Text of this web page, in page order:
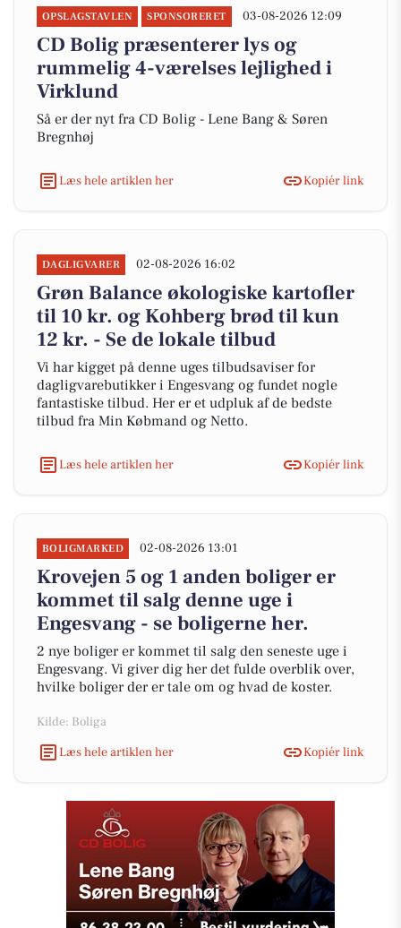
OPSLAGSTAVLEN SPONSORERET 03-08-2026 12:09
CD Bolig præsenterer lys og
rummelig 4-værelses lejlighed i
Virklund
Så er der nyt fra CD Bolig - Lene Bang & Søren
Bregnhøj
Læs hele artiklen her Kopiér link
DAGLIGVARER 02-08-2026 16:02
Grøn Balance økologiske kartofler
til 10 kr. og Kohberg brød til kun
12 kr. - Se de lokale tilbud
Vi har kigget på denne uges tilbudsaviser for
dagligvarebutikker i Engesvang og fundet nogle
fantastiske tilbud. Her er et udpluk af de bedste
tilbud fra Min Købmand og Netto.
Læs hele artiklen her Kopiér link
BOLIGMARKED 02-08-2026 13:01
Krovejen 5 og 1 anden boliger er
kommet til salg denne uge i
Engesvang - se boligerne her.
2 nye boliger er kommet til salg den seneste uge i
Engesvang. Vi giver dig her det fulde overblik over,
hvilke boliger der er tale om og hvad de koster.
Kilde: Boliga
Læs hele artiklen her
Kopiér link